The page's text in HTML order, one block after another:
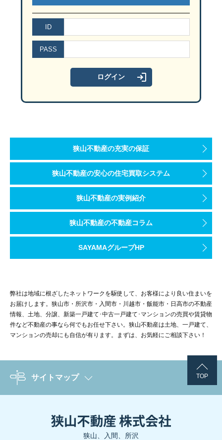
ID
PASS
狭山不動産の充実の保証
狭山不動産の安心の住宅買取システム
狭山不動産の実例紹介
狭山不動産の不動産コラム
SAYAMAグループHP
弊社は地域に根ざしたネットワークを駆使して、お客様により良い住まいを
お届けします。狭山市・所沢市・入間市・川越市・飯能市・日高市の不動産
情報、土地、分譲、新築一戸建て･中古一戸建て･マンションの売買や賃貸物
件など不動産の事なら何でもお任せ下さい。狭山不動産は土地、一戸建て、
マンションの売却にも自信が有ります。まずは、お気軽にご相談下さい！
TOP
サイトマップ
狭山、入間、所沢